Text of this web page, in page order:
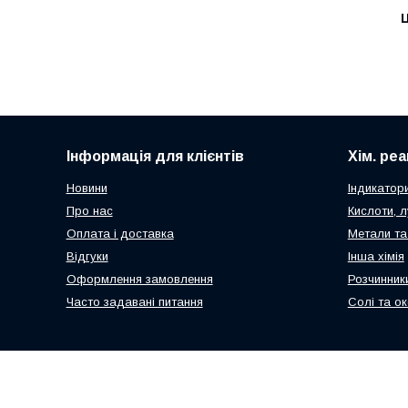
Інформація для клієнтів
Новини
Про нас
Оплата і доставка
Відгуки
Оформлення замовлення
Часто задавані питання
Хім.
Кислоти,
Метали
Інша хімія
Солі та